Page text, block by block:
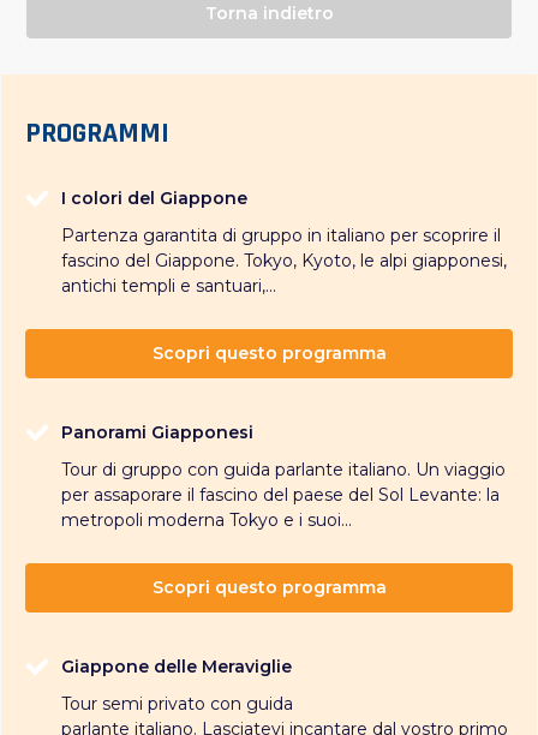
Torna indietro
PROGRAMMI
I colori del Giappone
Partenza garantita di gruppo in italiano per scoprire il
fascino del Giappone. Tokyo, Kyoto, le alpi giapponesi,
antichi templi e santuari,...
Scopri questo programma
Panorami Giapponesi
Tour di gruppo con guida parlante italiano. Un viaggio
per assaporare il fascino del paese del Sol Levante: la
metropoli moderna Tokyo e i suoi...
Scopri questo programma
Giappone delle Meraviglie
Tour semi privato con guida
parlante italiano. Lasciatevi incantare dal vostro primo